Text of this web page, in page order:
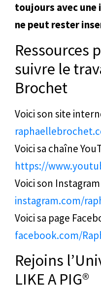
toujours avec une
ne peut rester
Ressources
suivre le
Brochet
Voici son site
Voici sa chaîne
https://
Voici son Instagram
instagram.com/
Voici sa page
facebook.com/
Rejoins
LIKE A PIG®